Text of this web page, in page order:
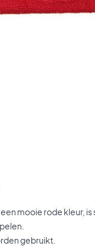
mooie rode kleur,
gebruikt.